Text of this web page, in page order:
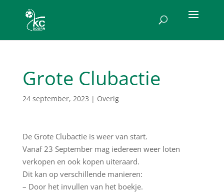
Grote Clubactie
24 september, 2023 | Overig
De Grote Clubactie is weer van start.
Vanaf 23 September mag iedereen weer loten
verkopen en ook kopen uiteraard.
Dit kan op verschillende manieren:
– Door het invullen van het boekje.